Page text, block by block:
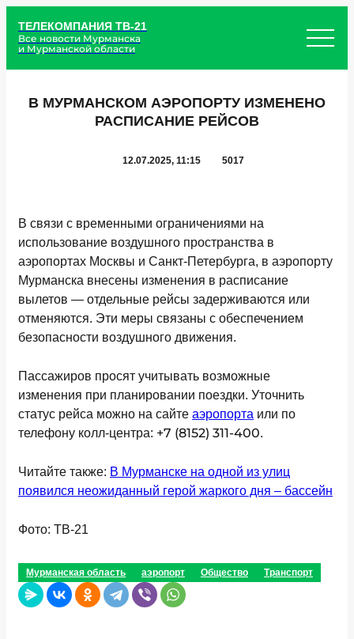
ТЕЛЕКОМПАНИЯ ТВ-21
Все новости Мурманска
и Мурманской области
В МУРМАНСКОМ АЭРОПОРТУ ИЗМЕНЕНО
РАСПИСАНИЕ РЕЙСОВ
12.07.2025, 11:15 5017
В связи с временными ограничениями на
использование воздушного пространства в
аэропортах Москвы и Санкт-Петербурга, в аэропорту
Мурманска внесены изменения в расписание
вылетов — отдельные рейсы задерживаются или
отменяются. Эти меры связаны с обеспечением
безопасности воздушного движения.
Пассажиров просят учитывать возможные
изменения при планировании поездки. Уточнить
статус рейса можно на сайте аэропорта или по
телефону колл-центра: +7 (8152) 311-400.
Читайте также: В Мурманске на одной из улиц
появился неожиданный герой жаркого дня – бассейн
Фото: ТВ-21
Мурманская область аэропорт Общество Транспорт